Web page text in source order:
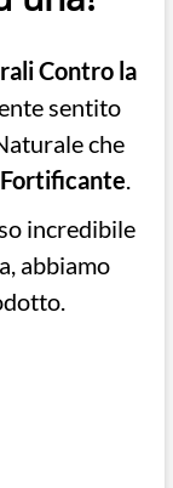
Contro la
sentito
che
Fortificante.
incredibile
abbiamo